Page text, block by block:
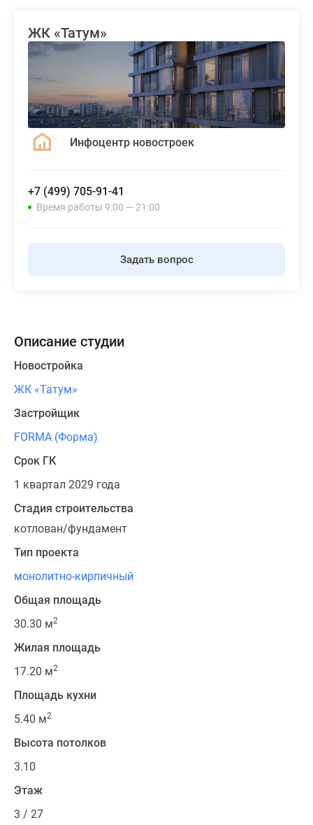
ЖК «Татум»
Инфоцентр новостроек
+7 (499) 705-91-41
Время работы 9:00 — 21:00
Задать вопрос
Описание студии
Новостройка
ЖК «Татум»
Застройщик
FORMA (Форма)
Срок ГК
1 квартал 2029 года
Стадия строительства
котлован/фундамент
Тип проекта
монолитно-кирпичный
Общая площадь
30.30 м2
Жилая площадь
17.20 м2
Площадь кухни
5.40 м2
Высота потолков
3.10
Этаж
3 / 27